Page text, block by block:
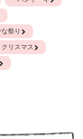
祭り
クリスマス